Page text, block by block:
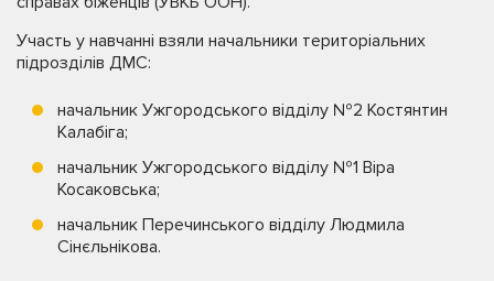
Участь у навчанні взяли начальники територіальних
підрозділів ДМС:
начальник Ужгородського відділу №2 Костянтин
Калабіга;
начальник Ужгородського відділу №1 Віра
Косаковська;
начальник Перечинського відділу Людмила
Сінєльнікова.